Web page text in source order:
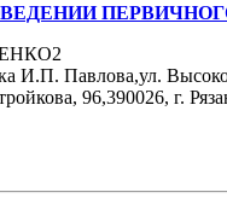
И.П. Павлова,ул.
96,390026, г.